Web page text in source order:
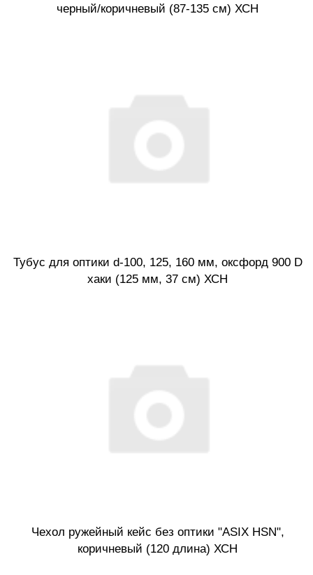
черный/коричневый (87-135 см) ХСН
Тубус для оптики d-100, 125, 160 мм, оксфорд 900 D
хаки (125 мм, 37 см) ХСН
Чехол ружейный кейс без оптики "ASIX HSN",
коричневый (120 длина) ХСН